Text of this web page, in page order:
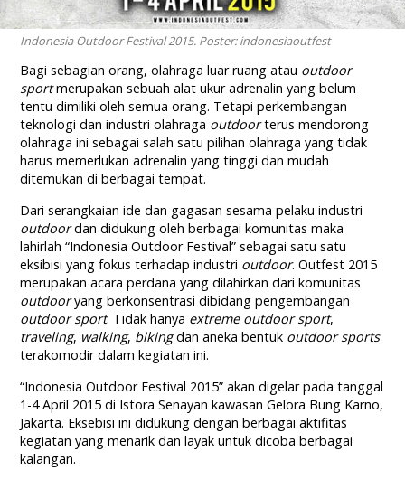
Indonesia Outdoor Festival 2015. Poster: indonesiaoutfest
Bagi sebagian orang, olahraga luar ruang atau outdoor
sportmerupakan sebuah alat ukur adrenalin yang belum
tentu dimiliki oleh semua orang. Tetapi perkembangan
teknologi dan industri olahraga outdoorterus mendorong
olahraga ini sebagai salah satu pilihan olahraga yang tidak
harus memerlukan adrenalin yang tinggi dan mudah
ditemukan di berbagai tempat.
Dari serangkaian ide dan gagasan sesama pelaku industri
outdoordan didukung oleh berbagai komunitas maka
lahirlah “Indonesia Outdoor Festival” sebagai satu satu
eksibisi yang fokus terhadap industri outdoor. Outfest 2015
merupakan acara perdana yang dilahirkan dari komunitas
outdooryang berkonsentrasi dibidang pengembangan
outdoor sport. Tidak hanya extreme outdoor sport,
traveling, walking, bikingdan aneka bentuk outdoor sports
terakomodir dalam kegiatan ini.
“Indonesia Outdoor Festival 2015” akan digelar pada tanggal
1-4 April 2015 di Istora Senayan kawasan Gelora Bung Karno,
Jakarta. Eksebisi ini didukung dengan berbagai aktifitas
kegiatan yang menarik dan layak untuk dicoba berbagai
kalangan.